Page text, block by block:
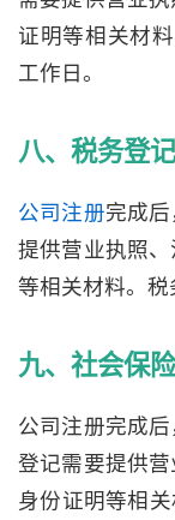
证明等相关材
工作日。
八、税务登记
公司注册完成
提供营业执照
等相关材料。税
九、社会保
公司注册完成
登记需要提供
身份证明等相